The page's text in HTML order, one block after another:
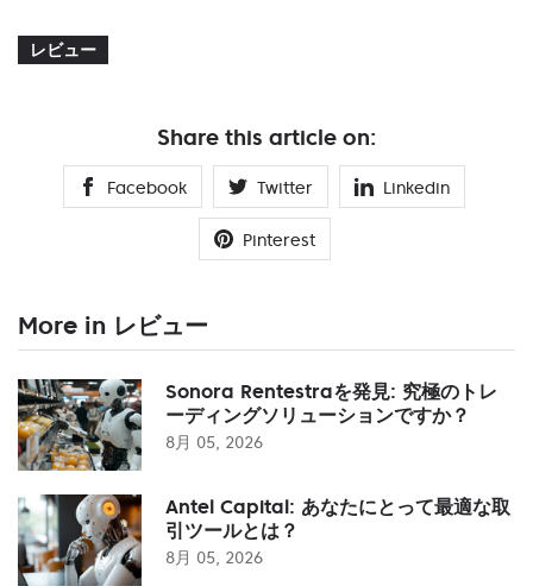
レビュー
Share this article on:
Facebook Twitter Linkedin
Pinterest
More in レビュー
Sonora Rentestraを発見: 究極のトレ
ーディングソリューションですか？
8月 05, 2026
Antel Capital: あなたにとって最適な取
引ツールとは？
8月 05, 2026